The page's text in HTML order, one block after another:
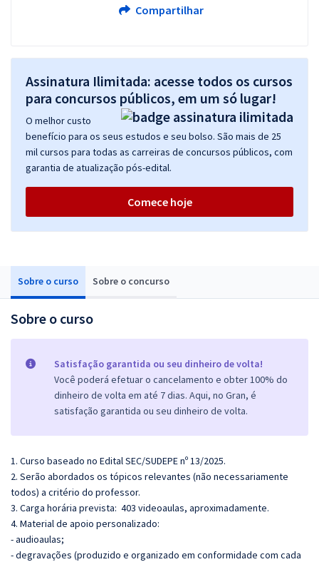
Sobre o curso Sobre o concurso
Sobre o curso
Satisfação garantida ou seu dinheiro de volta!
Você poderá efetuar o cancelamento e obter 100% do
dinheiro de volta em até 7 dias. Aqui, no Gran, é
satisfação garantida ou seu dinheiro de volta.
1. Curso baseado no Edital SEC/SUDEPE nº 13/2025.
2. Serão abordados os tópicos relevantes (não necessariamente
todos) a critério do professor.
3. Carga horária prevista: 403 videoaulas, aproximadamente.
4. Material de apoio personalizado:
- audioaulas;
- degravações (produzido e organizado em conformidade com cada
Compartilhar
Assinatura Ilimitada: acesse todos os cursos
para concursos públicos, em um só lugar!
O melhor custo
benefício para os seus estudos e seu bolso. São mais de 25
mil cursos para todas as carreiras de concursos públicos, com
garantia de atualização pós-edital.
Comece hoje